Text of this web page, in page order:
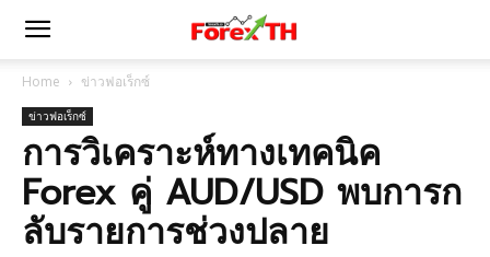
Home ข่าวฟอเร็กซ์
ข่าวฟอเร็กซ์
การวิเคราะห์ทางเทคนิค
Forex คู่ AUD/USD พบการก
ลับรายการช่วงปลาย